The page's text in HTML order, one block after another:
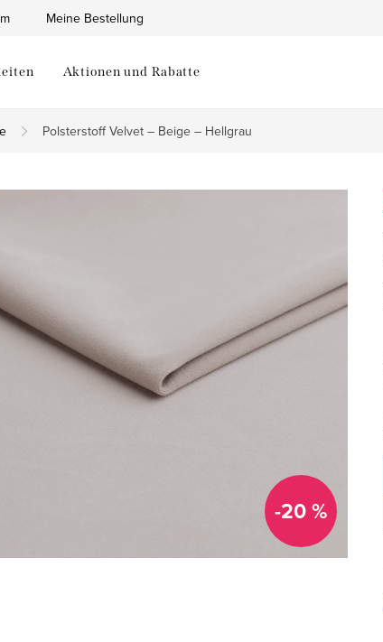
Meine Bestellung
Aktionen und Rabatte
Polsterstoff Velvet – Beige – Hellgrau
-20 %